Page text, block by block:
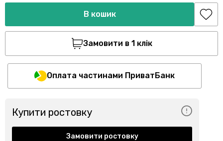
В кошик
Замовити в 1 клік
Оплата частинами ПриватБанк
Купити ростовку
Замовити ростовку